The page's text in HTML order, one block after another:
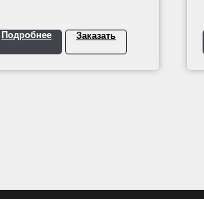
Подробнее Заказать